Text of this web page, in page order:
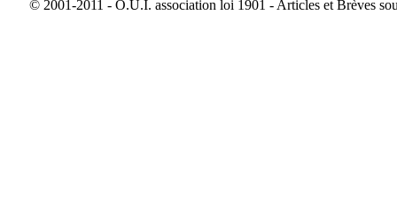
© 2001-2011 - O.U.I. association loi 1901 - Articles et Brèves